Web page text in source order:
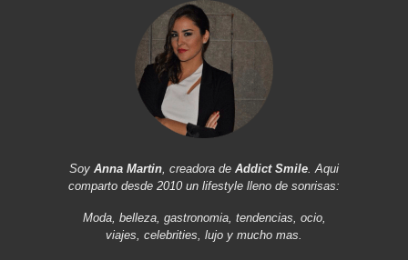
Soy Anna Martin, creadora de Addict Smile. Aqui
comparto desde 2010 un lifestyle lleno de sonrisas:
Moda, belleza, gastronomia, tendencias, ocio,
viajes, celebrities, lujo y mucho mas.